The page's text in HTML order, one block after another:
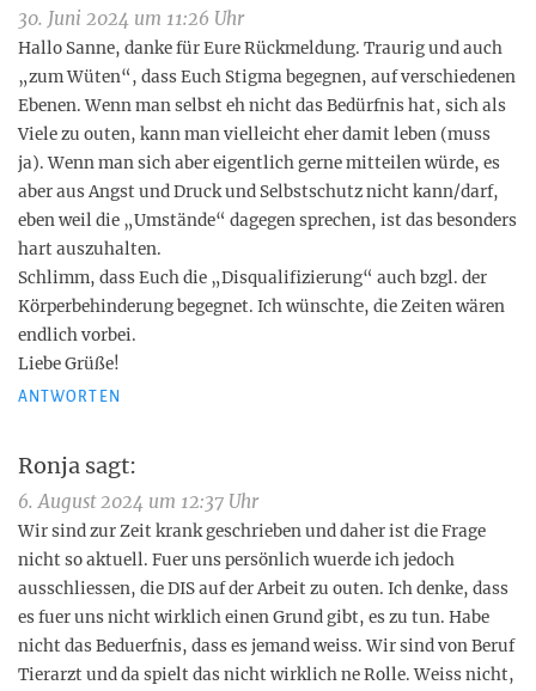
30. Juni 2024 um 11:26 Uhr
Hallo Sanne, danke für Eure Rückmeldung. Traurig und auch
„zum Wüten“, dass Euch Stigma begegnen, auf verschiedenen
Ebenen. Wenn man selbst eh nicht das Bedürfnis hat, sich als
Viele zu outen, kann man vielleicht eher damit leben (muss
ja). Wenn man sich aber eigentlich gerne mitteilen würde, es
aber aus Angst und Druck und Selbstschutz nicht kann/darf,
eben weil die „Umstände“ dagegen sprechen, ist das besonders
hart auszuhalten.
Schlimm, dass Euch die „Disqualifizierung“ auch bzgl. der
Körperbehinderung begegnet. Ich wünschte, die Zeiten wären
endlich vorbei.
Liebe Grüße!
ANTWORTEN
Ronja sagt:
6. August 2024 um 12:37 Uhr
Wir sind zur Zeit krank geschrieben und daher ist die Frage
nicht so aktuell. Fuer uns persönlich wuerde ich jedoch
ausschliessen, die DIS auf der Arbeit zu outen. Ich denke, dass
es fuer uns nicht wirklich einen Grund gibt, es zu tun. Habe
nicht das Beduerfnis, dass es jemand weiss. Wir sind von Beruf
Tierarzt und da spielt das nicht wirklich ne Rolle. Weiss nicht,